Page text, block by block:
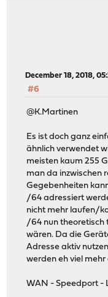
December 18, 2018,
#6
@K.Martinen
Es ist doch ganz
ähnlich verwendet
meisten kaum 255
man da inzwischen
Gegebenheiten
/64 adressiert
nicht mehr laufen/
/64 nun theoretisch
wären. Da die
Adresse aktiv
werden eh viel mehr
WAN - Speedport -